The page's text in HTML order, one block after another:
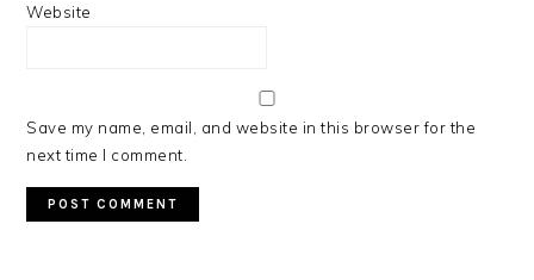
Website
Save my name, email, and website in this browser for the
next time I comment.